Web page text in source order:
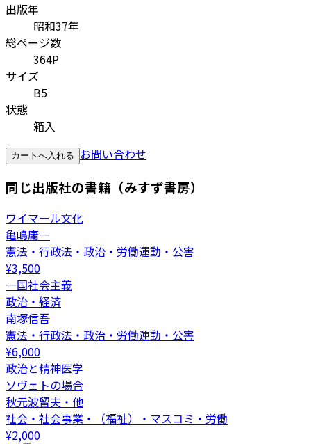
出版年
昭和37年
総ページ数
364P
サイズ
B5
状態
箱入
カートへ入れる お問い合わせ
同じ出版社の書籍（みすず書房）
ワイマール文化
亀嶋庸一
憲法・行政法・政治・労働運動・公害
¥3,500
一国社会主義
政治・経済
南塚信吾
憲法・行政法・政治・労働運動・公害
¥6,000
政治と精神医学
ソヴェトの場合
秋元波留夫・他
社会・社会事業・（福祉）・マスコミ・労働
¥2,000